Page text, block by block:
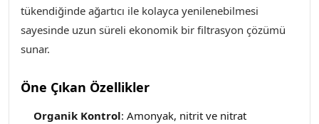
tükendiğinde ağartıcı ile kolayca yenilenebilmesi
sayesinde uzun süreli ekonomik bir filtrasyon çözümü
sunar.
Öne Çıkan Özellikler
Organik Kontrol: Amonyak, nitrit ve nitrat